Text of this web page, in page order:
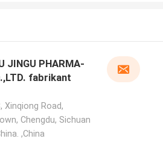
JINGU PHARMA-
fabrikant
Xinqiong Road,
Chengdu, Sichuan
,China